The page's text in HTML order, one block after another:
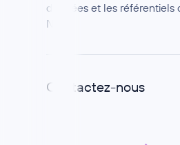
données et les référentiels
NIS2.
Contactez-nous